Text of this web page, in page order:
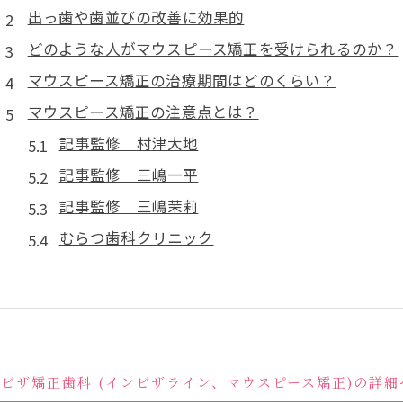
出っ歯や歯並びの改善に効果的
どのような人がマウスピース矯正を受けられるのか？
マウスピース矯正の治療期間はどのくらい？
マウスピース矯正の注意点とは？
記事監修 村津大地
記事監修 三嶋一平
記事監修 三嶋茉莉
むらつ歯科クリニック
ザ矯正歯科 (インビザライン、マウスピース矯正)の詳細